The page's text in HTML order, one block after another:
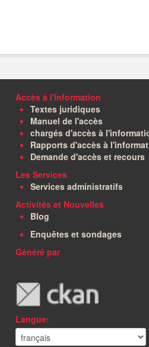
Accès à l'information
Textes juridiques
Manuel de l'accès
chargés d'accès à
Rapports d'accès à
Demande d'accès et recours
Les Services
Services administratifs
Activités et Nouvelles
Blog
Enquêtes et sondages
Généré par
Langue